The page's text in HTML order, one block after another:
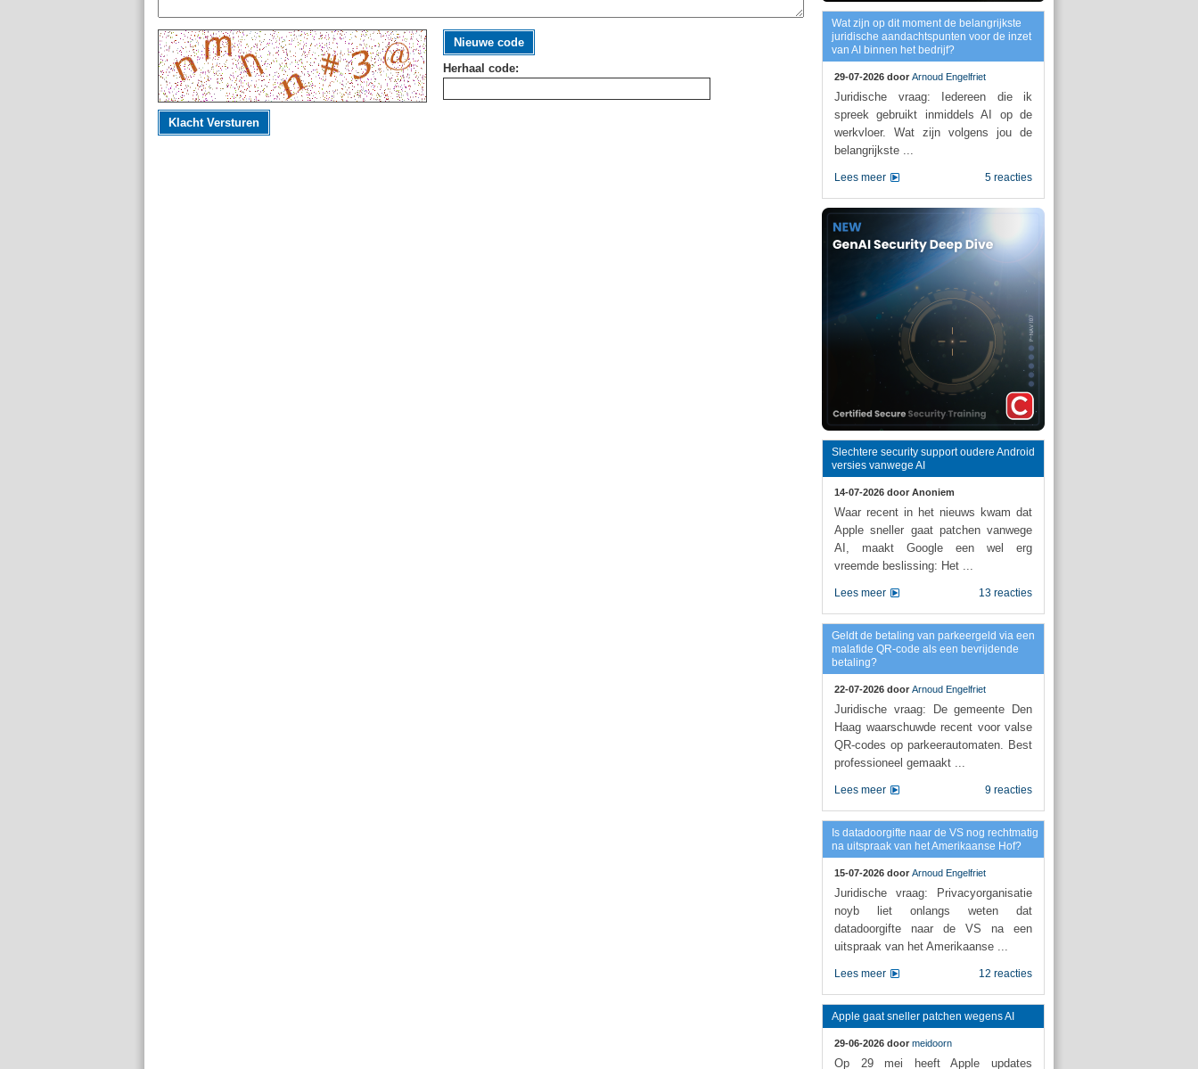
Nieuwe code
Herhaal code:
Klacht Versturen
Wat zijn op dit moment de belangrijkste
juridische aandachtspunten voor de inzet
van AI binnen het bedrijf?
29-07-2026 door Arnoud Engelfriet
Juridische vraag: Iedereen die ik
spreek gebruikt inmiddels AI op de
werkvloer. Wat zijn volgens jou de
belangrijkste ...
5 reacties
Lees meer
Slechtere security support oudere Android
versies vanwege AI
14-07-2026 door Anoniem
Waar recent in het nieuws kwam dat
Apple sneller gaat patchen vanwege
AI, maakt Google een wel erg
vreemde beslissing: Het ...
13 reacties
Lees meer
Geldt de betaling van parkeergeld via een
malafide QR-code als een bevrijdende
betaling?
22-07-2026 door Arnoud Engelfriet
Juridische vraag: De gemeente Den
Haag waarschuwde recent voor valse
QR-codes op parkeerautomaten. Best
professioneel gemaakt ...
9 reacties
Lees meer
Is datadoorgifte naar de VS nog rechtmatig
na uitspraak van het Amerikaanse Hof?
15-07-2026 door Arnoud Engelfriet
Juridische vraag: Privacyorganisatie
noyb liet onlangs weten dat
datadoorgifte naar de VS na een
uitspraak van het Amerikaanse ...
12 reacties
Lees meer
Apple gaat sneller patchen wegens AI
29-06-2026 door meidoorn
Op 29 mei heeft Apple updates